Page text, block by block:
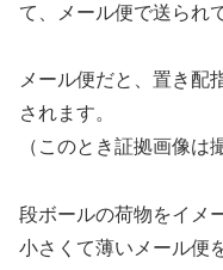
て、メール便で送られ
メール便だと、置き配
されます。
（このとき証拠画像は
段ボールの荷物をイメ
小さくて薄いメール便